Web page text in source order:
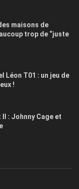
maisons de
trop de “juste
Léon T01 : un jeu de
!
: Johnny Cage et